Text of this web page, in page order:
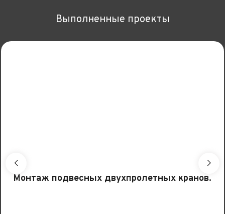
Выполненные проекты
Монтаж подвесных двухпролетных кранов.